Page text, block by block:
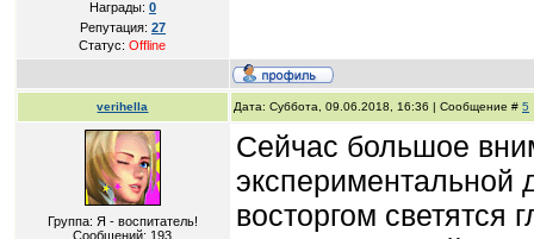
Награды: 0
Репутация: 27
Статус:Offline
verihella Дата: Суббота, 09.06.2018, 16:36 | Сообщение # 5
Группа: Я - воспитатель!
Сообщений: 193
Сейчас большое
экспериментальной
восторгом светятся